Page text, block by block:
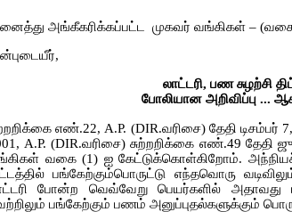
அங்கீகரிக்கப்பட்ட முகவர் வங்கிகள் –
லாட்டரி, பண சுழற்சி
போலியான அறிவிப்பு ...
எண்.22, A.P. (DIR.வரிசை) தேதி
A.P. (DIR.வரிசை) சுற்றறிக்கை எண்.49 தேதி
வகை (1) ஐ கேட்டுக்கொள்கிறோம்.
பங்கேற்கும்பொருட்டு எந்தவொரு
போன்ற வெவ்வேறு பெயர்களில் அதாவது
பங்கேற்கும் பணம் அனுப்புதல்களுக்கும்